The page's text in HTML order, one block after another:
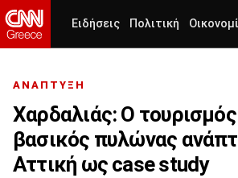
Ειδήσεις Πολιτική
ΑΝΑΠΤΥΞΗ
Χαρδαλιάς: Ο τουρισμός
βασικός πυλώνας
Αττική ως case study